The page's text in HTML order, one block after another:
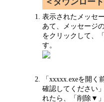
表示されたメッセ
あて、メッセージ
をクリックして、
す。
「xxxxx.exeを開
確認してください
れたら、「削除▼